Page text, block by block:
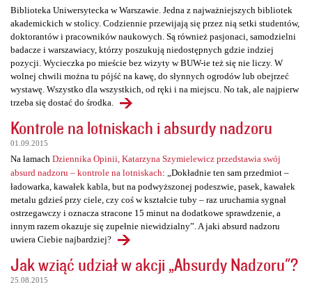
Biblioteka Uniwersytecka w Warszawie. Jedna z najważniejszych bibliotek
akademickich w stolicy. Codziennie przewijają się przez nią setki studentów,
doktorantów i pracowników naukowych. Są również pasjonaci, samodzielni
badacze i warszawiacy, którzy poszukują niedostępnych gdzie indziej
pozycji. Wycieczka po mieście bez wizyty w BUW-ie też się nie liczy. W
wolnej chwili można tu pójść na kawę, do słynnych ogrodów lub obejrzeć
wystawę. Wszystko dla wszystkich, od ręki i na miejscu. No tak, ale najpierw
trzeba się dostać do środka.
Kontrole na lotniskach i absurdy nadzoru
01.09.2015
Na łamach Dziennika Opinii, Katarzyna Szymielewicz przedstawia swój
absurd nadzoru – kontrole na lotniskach: „Dokładnie ten sam przedmiot –
ładowarka, kawałek kabla, but na podwyższonej podeszwie, pasek, kawałek
metalu gdzieś przy ciele, czy coś w kształcie tuby – raz uruchamia sygnał
ostrzegawczy i oznacza stracone 15 minut na dodatkowe sprawdzenie, a
innym razem okazuje się zupełnie niewidzialny”. A jaki absurd nadzoru
uwiera Ciebie najbardziej?
Jak wziąć udział w akcji „Absurdy Nadzoru"?
25.08.2015